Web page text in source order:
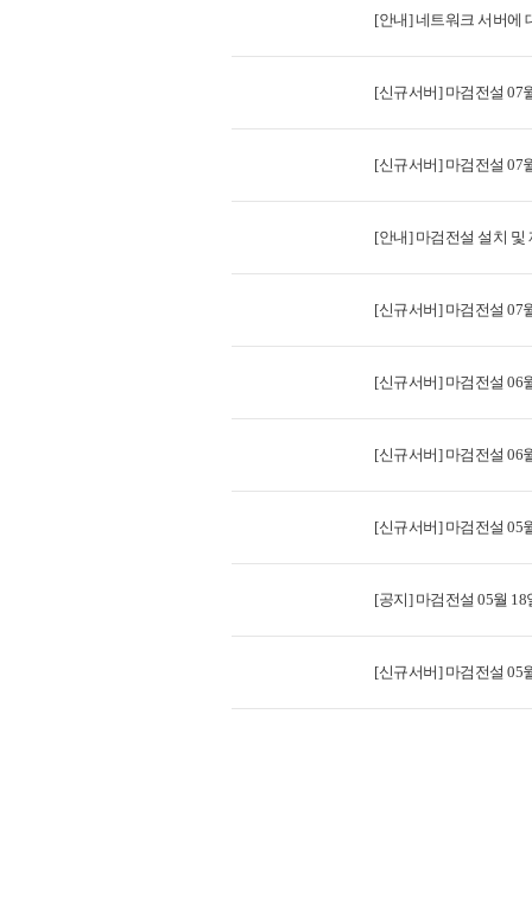
[안내] 네트워크 서버에
[신규서버] 마검전설 07
[신규서버] 마검전설 07
[안내] 마검전설 설치 및
[신규서버] 마검전설 07
[신규서버] 마검전설 06
[신규서버] 마검전설 06
[신규서버] 마검전설 05
[공지] 마검전설 05월
[신규서버] 마검전설 05